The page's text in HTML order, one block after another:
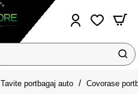
Tavite portbagaj auto Covorase